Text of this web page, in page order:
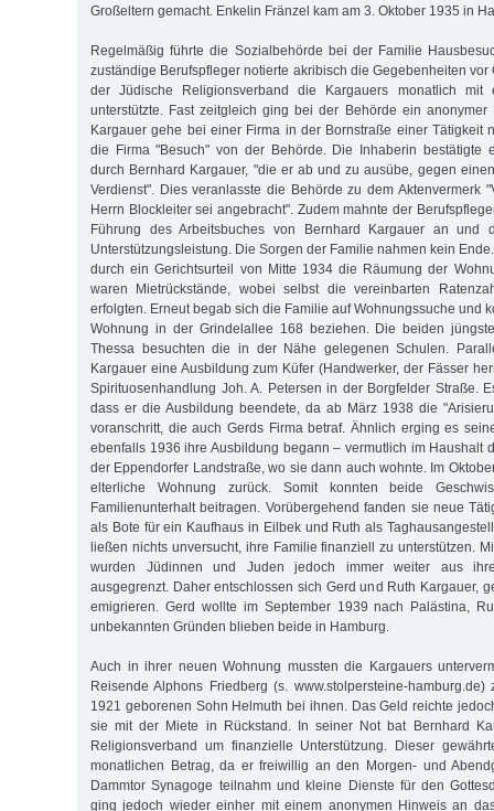
Großeltern gemacht. Enkelin Fränzel kam am 3. Oktober 1935 in
Regelmäßig führte die Sozialbehörde bei der Familie
zuständige Berufspfleger notierte akribisch die Gegebenheiten vor
der Jüdische Religionsverband die Kargauers monatlich mit
unterstützte. Fast zeitgleich ging bei der Behörde ein anonymer
Kargauer gehe bei einer Firma in der Bornstraße einer Tätigkeit
die Firma "Besuch" von der Behörde. Die Inhaberin bestätigte
durch Bernhard Kargauer, "die er ab und zu ausübe, gegen
Verdienst". Dies veranlasste die Behörde zu dem Aktenvermerk
Herrn Blockleiter sei angebracht". Zudem mahnte der
Führung des Arbeitsbuches von Bernhard Kargauer an und
Unterstützungsleistung. Die Sorgen der Familie nahmen kein
durch ein Gerichtsurteil von Mitte 1934 die Räumung der
waren Mietrückstände, wobei selbst die vereinbarten
erfolgten. Erneut begab sich die Familie auf Wohnungssuche und
Wohnung in der Grindelallee 168 beziehen. Die beiden
Thessa besuchten die in der Nähe gelegenen Schulen.
Kargauer eine Ausbildung zum Küfer (Handwerker, der Fässer
Spirituosenhandlung Joh. A. Petersen in der Borgfelder Straße.
dass er die Ausbildung beendete, da ab März 1938 die
voranschritt, die auch Gerds Firma betraf. Ähnlich erging es
ebenfalls 1936 ihre Ausbildung begann – vermutlich im Haushalt
der Eppendorfer Landstraße, wo sie dann auch wohnte. Im
elterliche Wohnung zurück. Somit konnten beide
Familienunterhalt beitragen. Vorübergehend fanden sie neue
als Bote für ein Kaufhaus in Eilbek und Ruth als
ließen nichts unversucht, ihre Familie finanziell zu unterstützen.
wurden Jüdinnen und Juden jedoch immer weiter aus
ausgegrenzt. Daher entschlossen sich Gerd und Ruth Kargauer,
emigrieren. Gerd wollte im September 1939 nach Palästina,
unbekannten Gründen blieben beide in Hamburg.
Auch in ihrer neuen Wohnung mussten die Kargauers
Reisende Alphons Friedberg (s. www.stolpersteine-hamburg.de)
1921 geborenen Sohn Helmuth bei ihnen. Das Geld reichte
sie mit der Miete in Rückstand. In seiner Not bat Bernhard
Religionsverband um finanzielle Unterstützung. Dieser
monatlichen Betrag, da er freiwillig an den Morgen- und
Dammtor Synagoge teilnahm und kleine Dienste für den
ging jedoch wieder einher mit einem anonymen Hinweis an